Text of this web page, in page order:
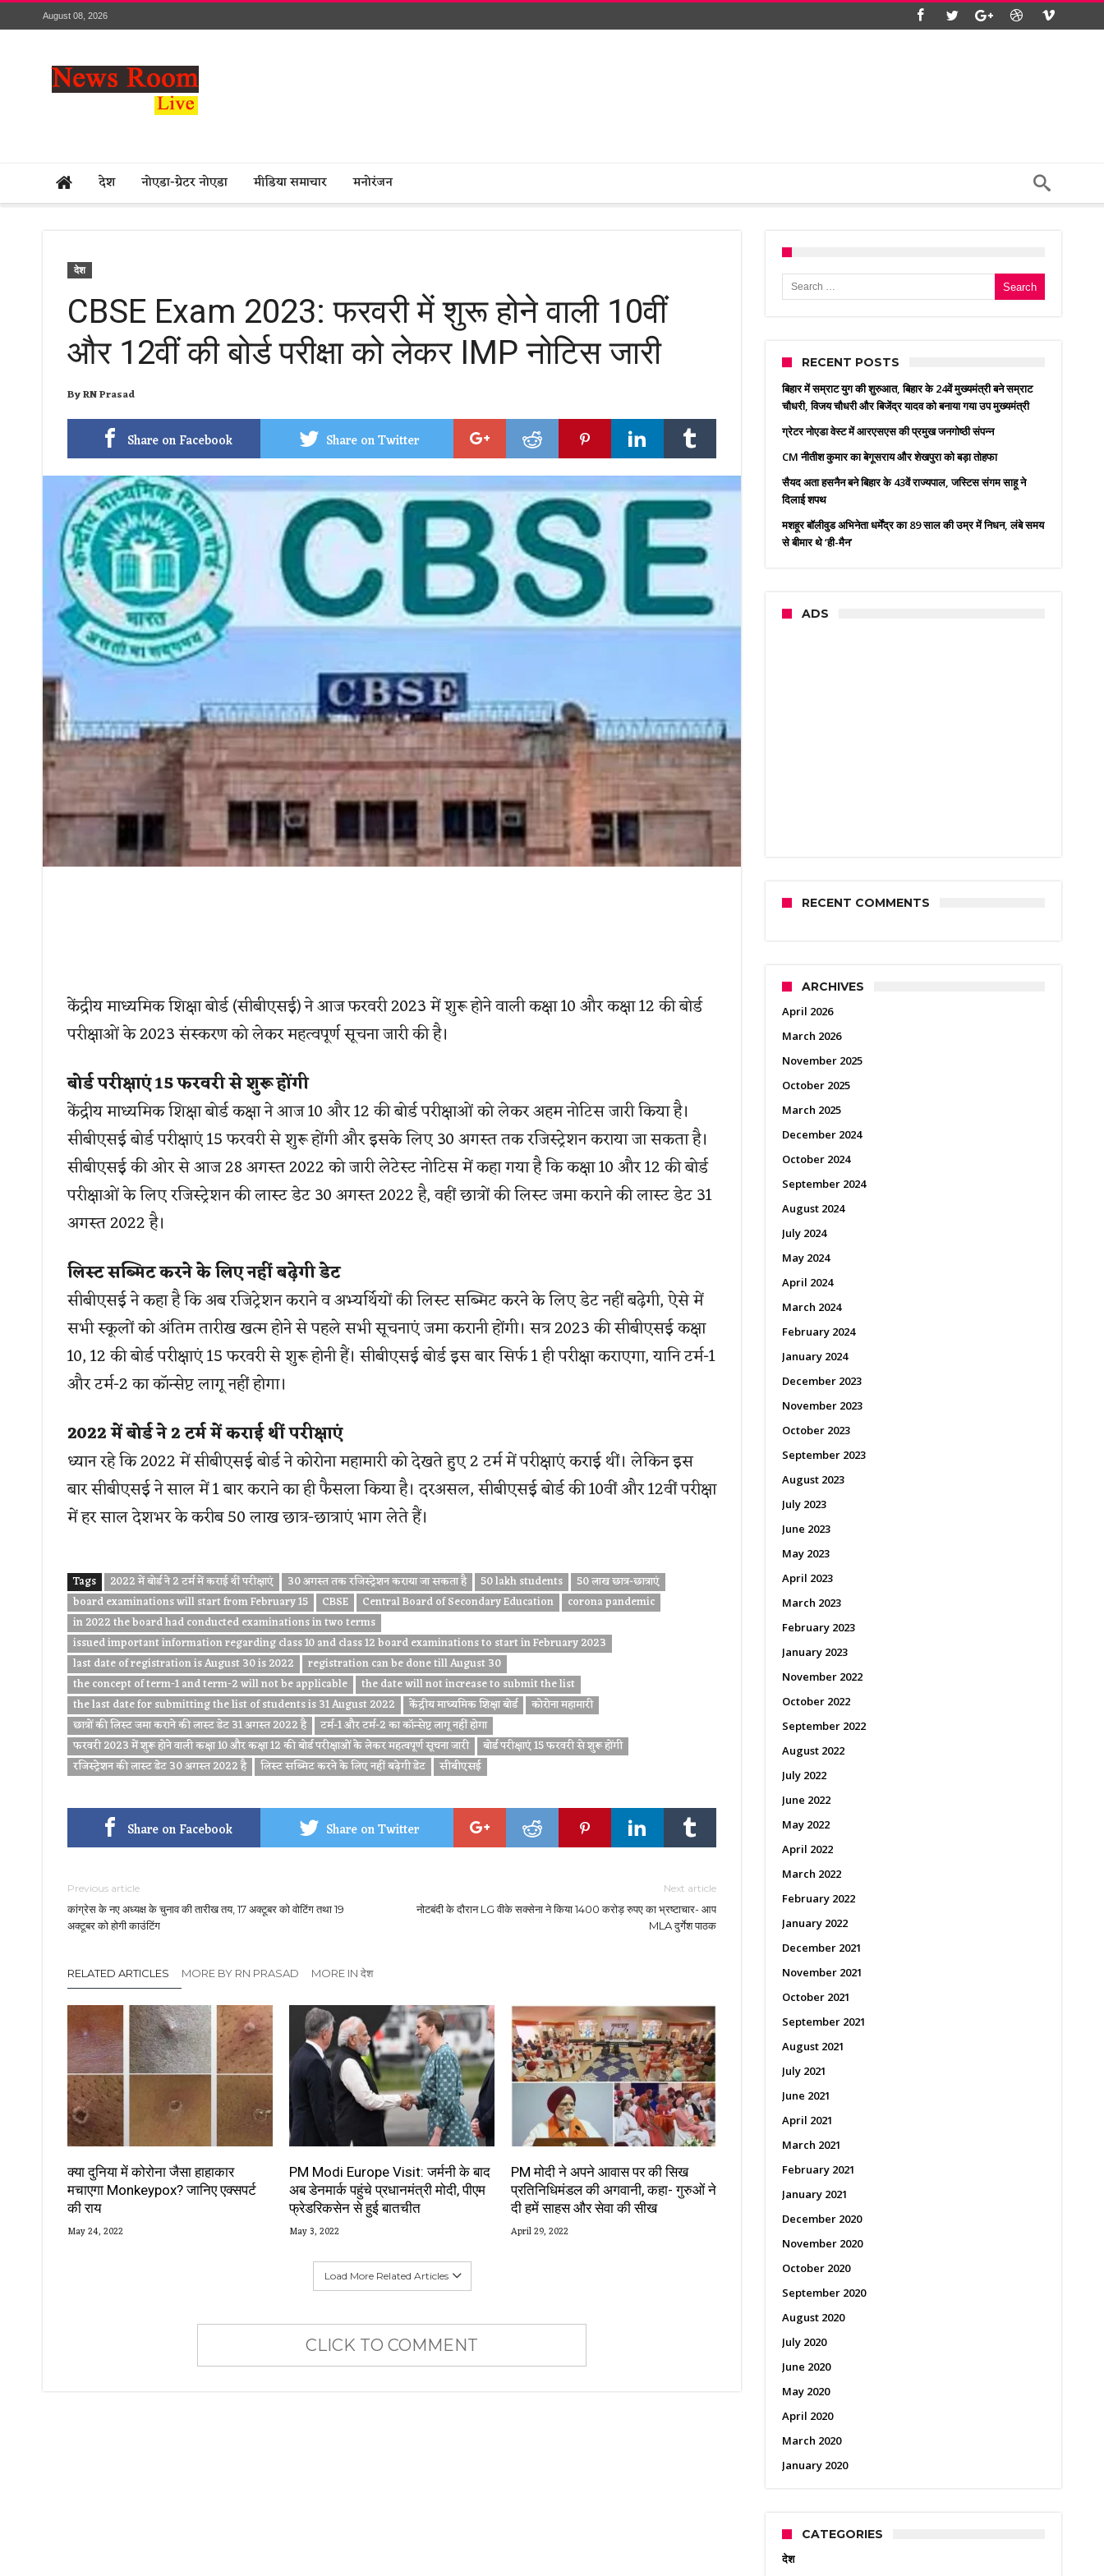
August 08, 2026
देश नोएडा-ग्रेटर नोएडा मीडिया समाचार मनोरंजन
देश
CBSE Exam 2023: फरवरी में शुरू होने वाली 10वीं
और 12वीं की बोर्ड परीक्षा को लेकर IMP नोटिस जारी
ByRN Prasad
Share on Facebook Share on Twitter
केंद्रीय माध्यमिक शिक्षा बोर्ड (सीबीएसई) ने आज फरवरी 2023 में शुरू होने वाली कक्षा 10 और कक्षा 12 की बोर्ड
परीक्षाओं के 2023 संस्करण को लेकर महत्वपूर्ण सूचना जारी की है।
बोर्ड परीक्षाएं 15 फरवरी से शुरू होंगी
केंद्रीय माध्यमिक शिक्षा बोर्ड कक्षा ने आज 10 और 12 की बोर्ड परीक्षाओं को लेकर अहम नोटिस जारी किया है।
सीबीएसई बोर्ड परीक्षाएं 15 फरवरी से शुरू होंगी और इसके लिए 30 अगस्त तक रजिस्ट्रेशन कराया जा सकता है।
सीबीएसई की ओर से आज 28 अगस्त 2022 को जारी लेटेस्ट नोटिस में कहा गया है कि कक्षा 10 और 12 की बोर्ड
परीक्षाओं के लिए रजिस्ट्रेशन की लास्ट डेट 30 अगस्त 2022 है, वहीं छात्रों की लिस्ट जमा कराने की लास्ट डेट 31
अगस्त 2022 है।
लिस्ट सब्मिट करने के लिए नहीं बढ़ेगी डेट
सीबीएसई ने कहा है कि अब रजिट्रेशन कराने व अभ्यर्थियों की लिस्ट सब्मिट करने के लिए डेट नहीं बढ़ेगी, ऐसे में
सभी स्कूलों को अंतिम तारीख खत्म होने से पहले सभी सूचनाएं जमा करानी होंगी। सत्र 2023 की सीबीएसई कक्षा
10, 12 की बोर्ड परीक्षाएं 15 फरवरी से शुरू होनी हैं। सीबीएसई बोर्ड इस बार सिर्फ 1 ही परीक्षा कराएगा, यानि टर्म-1
और टर्म-2 का कॉन्सेप्ट लागू नहीं होगा।
2022 में बोर्ड ने 2 टर्म में कराई थीं परीक्षाएं
ध्यान रहे कि 2022 में सीबीएसई बोर्ड ने कोरोना महामारी को देखते हुए 2 टर्म में परीक्षाएं कराई थीं। लेकिन इस
बार सीबीएसई ने साल में 1 बार कराने का ही फैसला किया है। दरअसल, सीबीएसई बोर्ड की 10वीं और 12वीं परीक्षा
में हर साल देशभर के करीब 50 लाख छात्र-छात्राएं भाग लेते हैं।
Tags 2022 में बोर्ड ने 2 टर्म में कराई थीं परीक्षाएं 30 अगस्त तक रजिस्ट्रेशन कराया जा सकता है 50 lakh students
50 लाख छात्र-छात्राएं
board examinations will start from February 15
CBSE Central Board of Secondary Education
corona pandemic
in 2022 the board had conducted examinations in two terms
issued important information regarding class 10 and class 12 board examinations to start in February 2023
last date of registration is August 30 is 2022
registration can be done till August 30
the concept of term-1 and term-2 will not be applicable
the date will not increase to submit the list
the last date for submitting the list of students is 31 August 2022
केंद्रीय माध्यमिक शिक्षा बोर्ड
कोरोना महामारी
छात्रों की लिस्ट जमा कराने की लास्ट डेट 31 अगस्त 2022 है
टर्म-1 और टर्म-2 का कॉन्सेप्ट लागू नहीं होगा
फरवरी 2023 में शुरू होने वाली कक्षा 10 और कक्षा 12 की बोर्ड परीक्षाओं के लेकर महत्वपूर्ण सूचना जारी
बोर्ड परीक्षाएं 15 फरवरी से शुरू होंगी
रजिस्ट्रेशन की लास्ट डेट 30 अगस्त 2022 है
लिस्ट सब्मिट करने के लिए नहीं बढ़ेगी डेट सीबीएसई
Share on Facebook Share on Twitter
Previous article
कांग्रेस के नए अध्यक्ष के चुनाव की तारीख तय, 17 अक्टूबर को वोटिंग तथा 19
अक्टूबर को होगी काउंटिंग
Next article
नोटबंदी के दौरान LG वीके सक्सेना ने किया 1400 करोड़ रुपए का भ्रष्टाचार- आप
MLA दुर्गेश पाठक
RELATED ARTICLES MORE BY RN PRASAD MORE IN देश
क्या दुनिया में कोरोना जैसा हाहाकार
मचाएगा Monkeypox? जानिए एक्सपर्ट
की राय
May 24, 2022
PM Modi Europe Visit: जर्मनी के बाद
अब डेनमार्क पहुंचे प्रधानमंत्री मोदी, पीएम
फ्रेडरिकसेन से हुई बातचीत
May 3, 2022
PM मोदी ने अपने आवास पर की सिख
प्रतिनिधिमंडल की अगवानी, कहा- गुरुओं ने
दी हमें साहस और सेवा की सीख
April 29, 2022
Load More Related Articles
CLICK TO COMMENT
Search for:
RECENT POSTS
बिहार में सम्राट युग की शुरुआत, बिहार के 24वें मुख्यमंत्री बने सम्राट
चौधरी, विजय चौधरी और बिजेंद्र यादव को बनाया गया उप मुख्यमंत्री
ग्रेटर नोएडा वेस्ट में आरएसएस की प्रमुख जनगोष्ठी संपन्न
CM नीतीश कुमार का बेगूसराय और शेखपुरा को बड़ा तोहफा
सैयद अता हसनैन बने बिहार के 43वें राज्यपाल, जस्टिस संगम साहू ने
दिलाई शपथ
मशहूर बॉलीवुड अभिनेता धर्मेंद्र का 89 साल की उम्र में निधन, लंबे समय
से बीमार थे ‘ही-मैन’
ADS
RECENT COMMENTS
ARCHIVES
April 2026
March 2026
November 2025
October 2025
March 2025
December 2024
October 2024
September 2024
August 2024
July 2024
May 2024
April 2024
March 2024
February 2024
January 2024
December 2023
November 2023
October 2023
September 2023
August 2023
July 2023
June 2023
May 2023
April 2023
March 2023
February 2023
January 2023
November 2022
October 2022
September 2022
August 2022
July 2022
June 2022
May 2022
April 2022
March 2022
February 2022
January 2022
December 2021
November 2021
October 2021
September 2021
August 2021
July 2021
June 2021
April 2021
March 2021
February 2021
January 2021
December 2020
November 2020
October 2020
September 2020
August 2020
July 2020
June 2020
May 2020
April 2020
March 2020
January 2020
CATEGORIES
देश